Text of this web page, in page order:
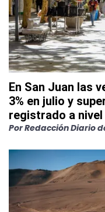
En San Juan las
3% en julio y
registrado a nivel
PorRedacción Diario